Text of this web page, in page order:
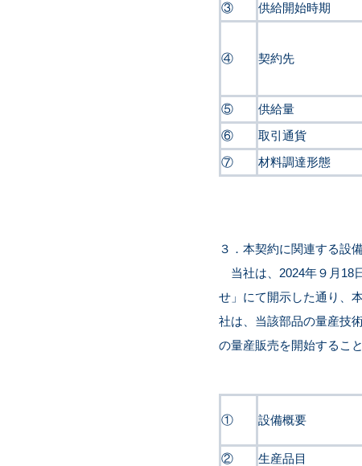
③
供給開始時期
④ 契約先
⑤
供給量
⑥
取引通貨
⑦
材料調達形態
３．本契約に関連する設
当社は、2024年９月18
せ」にて開示した通り、
社は、当該部品の量産技
の量産販売を開始するこ
① 設備概要
②
生産品目